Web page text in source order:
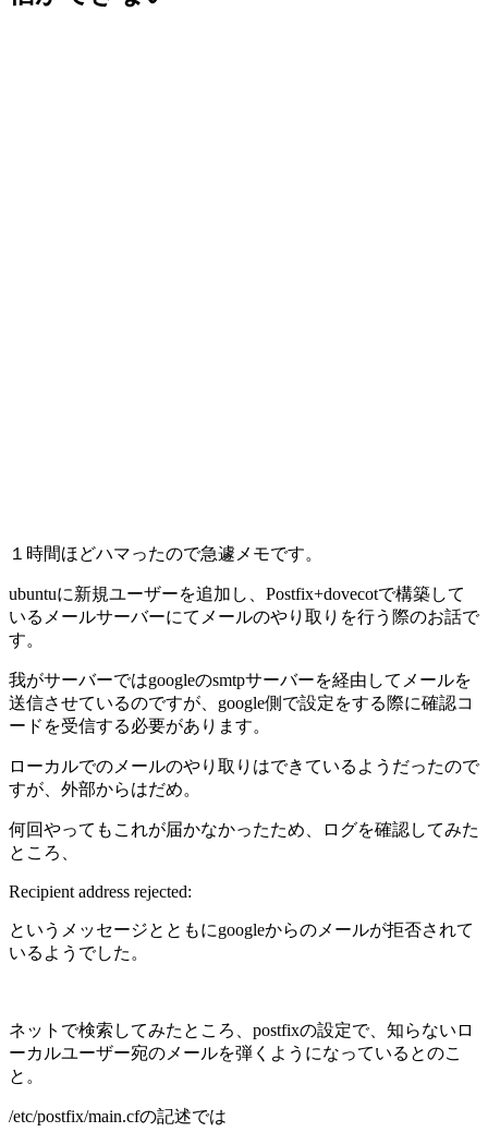
１時間ほどハマったので急遽メモです。
ubuntuに新規ユーザーを追加し、Postfix+dovecotで構築して
いるメールサーバーにてメールのやり取りを行う際のお話で
す。
我がサーバーではgoogleのsmtpサーバーを経由してメールを
送信させているのですが、google側で設定をする際に確認コ
ードを受信する必要があります。
ローカルでのメールのやり取りはできているようだったので
すが、外部からはだめ。
何回やってもこれが届かなかったため、ログを確認してみた
ところ、
Recipient address rejected:
というメッセージとともにgoogleからのメールが拒否されて
いるようでした。
ネットで検索してみたところ、postfixの設定で、知らないロ
ーカルユーザー宛のメールを弾くようになっているとのこ
と。
/etc/postfix/main.cfの記述では